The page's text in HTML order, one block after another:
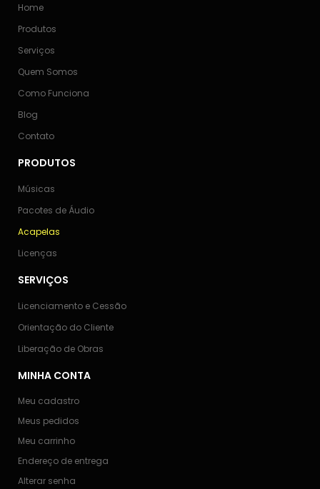
Home
Produtos
Serviços
Quem Somos
Como Funciona
Blog
Contato
PRODUTOS
Músicas
Pacotes de Áudio
Acapelas
Licenças
SERVIÇOS
Licenciamento e Cessão
Orientação do Cliente
Liberação de Obras
MINHA CONTA
Meu cadastro
Meus pedidos
Meu carrinho
Endereço de entrega
Alterar senha